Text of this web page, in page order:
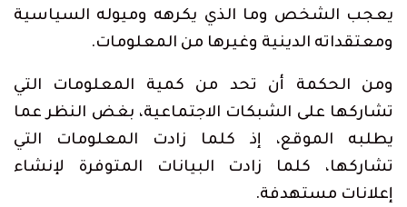
يعجب الشخص وما الذي يكرهه وميوله السياسية
ومعتقداته الدينية وغيرها من المعلومات.
ومن الحكمة أن تحد من كمية المعلومات التي
تشاركها على الشبكات الاجتماعية، بغض النظر عما
يطلبه الموقع، إذ كلما زادت المعلومات التي
تشاركها، كلما زادت البيانات المتوفرة لإنشاء
إعلانات مستهدفة.